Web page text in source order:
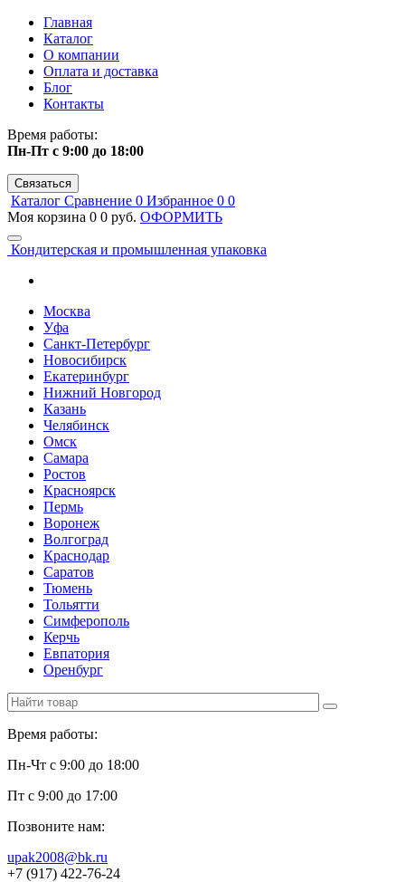
Главная
Каталог
О компании
Оплата и доставка
Блог
Контакты
Время работы:
Пн-Пт с 9:00 до 18:00
Связаться
Каталог Сравнение 0 Избранное 0 0
Моя корзина 0 0 руб. ОФОРМИТЬ
Кондитерская и промышленная упаковка
Москва
Уфа
Санкт-Петербург
Новосибирск
Екатеринбург
Нижний Новгород
Казань
Челябинск
Омск
Самара
Ростов
Красноярск
Пермь
Воронеж
Волгоград
Краснодар
Саратов
Тюмень
Тольятти
Симферополь
Керчь
Евпатория
Оренбург
Время работы:
Пн-Чт с 9:00 до 18:00
Пт с 9:00 до 17:00
Позвоните нам:
upak2008@bk.ru
+7 (917) 422-76-24